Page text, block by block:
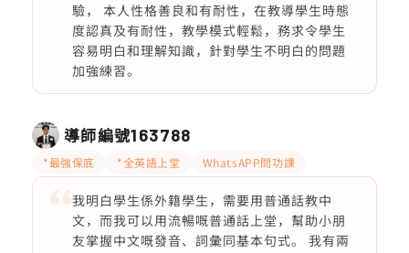
驗， 本人性格善良和有耐性，在教導學生時態
度認真及有耐性，教學模式輕鬆，務求令學生
容易明白和理解知識，針對學生不明白的問題
加強練習。
導師編號163788
*最強保底 *全英語上堂 WhatsAPP問功課
我明白學生係外籍學生，需要用普通話教中
文，而我可以用流暢嘅普通話上堂，幫助小朋
友掌握中文嘅發音、詞彙同基本句式。 我有兩